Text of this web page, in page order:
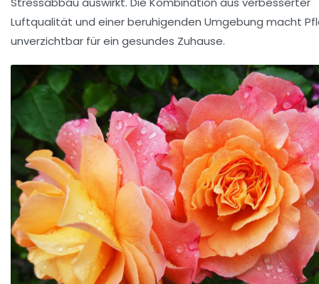
Luftqualität und einer beruhigenden Umgebung macht
unverzichtbar für ein gesundes Zuhause.